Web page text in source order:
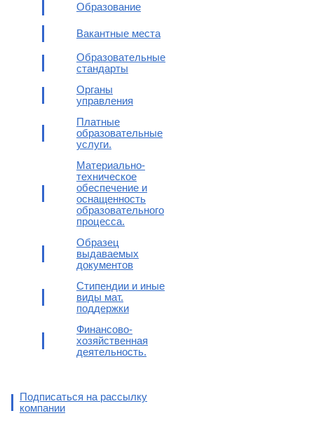
Образование
Вакантные места
Образовательные
стандарты
Органы
управления
Платные
образовательные
услуги.
Материально-
техническое
обеспечение и
оснащенность
образовательного
процесса.
Образец
выдаваемых
документов
Стипендии и иные
виды мат.
поддержки
Финансово-
хозяйственная
деятельность.
Подписаться на рассылку
компании